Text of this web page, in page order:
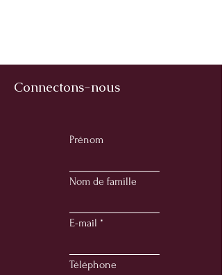
Connectons-nous
Prénom
Nom de famille
E-mail
Téléphone